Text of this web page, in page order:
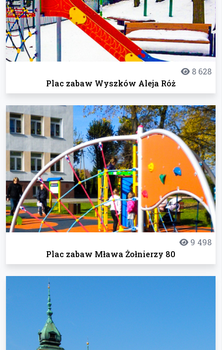
8 628
Plac zabaw Wyszków Aleja Róż
9 498
Plac zabaw Mława Żołnierzy 80